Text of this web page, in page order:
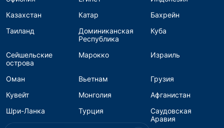
Казахстан
Катар
Бахрейн
Таиланд
Доминиканская
Республика
Куба
Сейшельские
острова
Марокко Израиль
Оман Вьетнам
Грузия
Кувейт
Монголия
Афганистан
Шри-Ланка
Турция
Саудовская
Аравия